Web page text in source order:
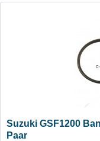
Suzuki GSF1200
Paar